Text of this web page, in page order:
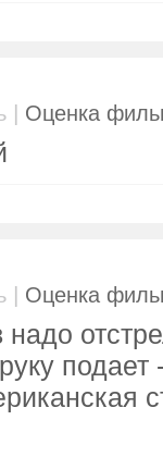
| Оценка
| Оценка
подает